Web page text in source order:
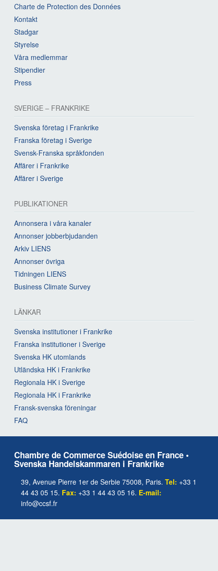
Charte de Protection des Données
Kontakt
Stadgar
Styrelse
Våra medlemmar
Stipendier
Press
SVERIGE – FRANKRIKE
Svenska företag i Frankrike
Franska företag i Sverige
Svensk-Franska språkfonden
Affärer i Frankrike
Affärer i Sverige
PUBLIKATIONER
Annonsera i våra kanaler
Annonser jobberbjudanden
Arkiv LIENS
Annonser övriga
Tidningen LIENS
Business Climate Survey
LÄNKAR
Svenska institutioner i Frankrike
Franska institutioner i Sverige
Svenska HK utomlands
Utländska HK i Frankrike
Regionala HK i Sverige
Regionala HK i Frankrike
Fransk-svenska föreningar
FAQ
Chambre de Commerce Suédoise en France •
Svenska Handelskammaren i Frankrike
39, Avenue Pierre 1er de Serbie 75008, Paris. Tel: +33 1
44 43 05 15. Fax: +33 1 44 43 05 16. E-mail:
info@ccsf.fr